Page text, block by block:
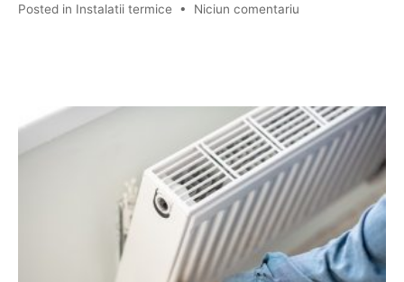
Posted in Instalatii termice • Niciun comentariu